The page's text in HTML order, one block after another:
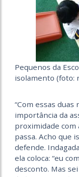
Pequenos da
isolamento (foto:
“Com essas
importância da
proximidade
passa. Acho que
defende.
ela coloca: “eu
desconto. Mas